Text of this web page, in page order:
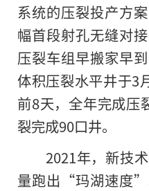
系统的压裂投产方
幅首段射孔无缝对
压裂车组早搬家早
体积压裂水平井于3
前8天，全年完成压
裂完成90口井。
2021年，新技术
量跑出“玛湖速度”